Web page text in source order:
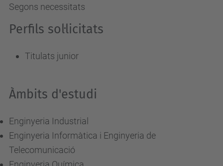
Segons necessitats
Perfils sol·licitats
Titulats junior
Àmbits d'estudi
Enginyeria Industrial
Enginyeria Informàtica i Enginyeria de
Telecomunicació